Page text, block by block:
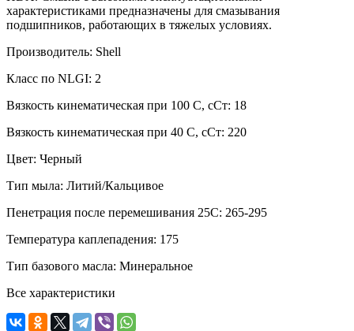
характеристиками предназначены для смазывания
подшипников, работающих в тяжелых условиях.
Производитель: Shell
Класс по NLGI: 2
Вязкость кинематическая при 100 С, сСт: 18
Вязкость кинематическая при 40 С, сСт: 220
Цвет: Черный
Тип мыла: Литий/Кальцивое
Пенетрация после перемешивания 25С: 265-295
Температура каплепадения: 175
Тип базового масла: Минеральное
Все характеристики